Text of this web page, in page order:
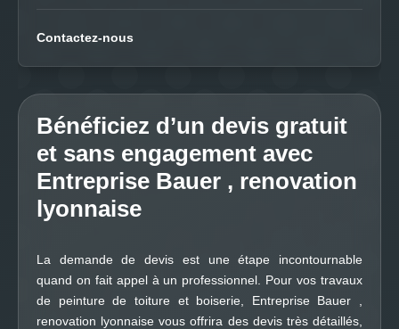
Contactez-nous
Bénéficiez d’un devis gratuit
et sans engagement avec
Entreprise Bauer , renovation
lyonnaise
La demande de devis est une étape incontournable
quand on fait appel à un professionnel. Pour vos travaux
de peinture de toiture et boiserie, Entreprise Bauer ,
renovation lyonnaise vous offrira des devis très détaillés,